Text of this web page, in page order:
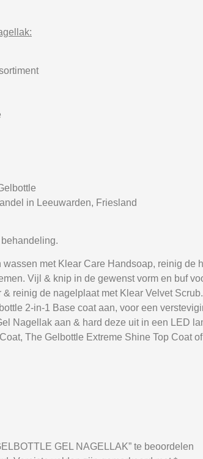
in Leeuwarden, Friesland
met Klear Care Handsoap, reinig
Vijl & knip in de gewenst vorm en buf
reinig de nagelplaat met Klear Velvet Scrub.
2-in-1 Base coat aan, voor een
Nagellak aan & hard deze uit in een LED
The Gelbottle Extreme Shine Top Coat
GEL NAGELLAK” te beoordelen